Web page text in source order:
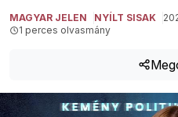
MAGYAR JELEN NYÍLT SISAK
1 perces olvasmány